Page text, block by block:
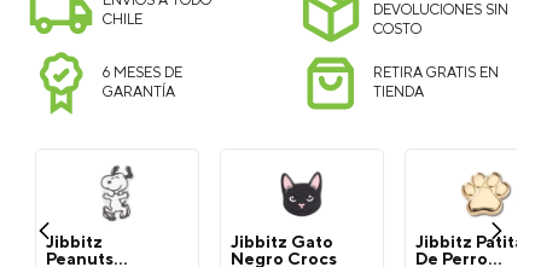
CHILE
DEVOLUCIONES SIN
COSTO
6 MESES DE
GARANTÍA
RETIRA GRATIS EN
TIENDA
Jibbitz
Peanuts
Jibbitz Gato
Negro Crocs
Jibbitz Patita
De Perro